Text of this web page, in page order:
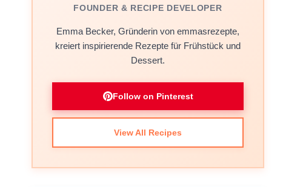
FOUNDER & RECIPE DEVELOPER
Emma Becker, Gründerin von emmasrezepte,
kreiert inspirierende Rezepte für Frühstück und
Dessert.
Follow on Pinterest
View All Recipes